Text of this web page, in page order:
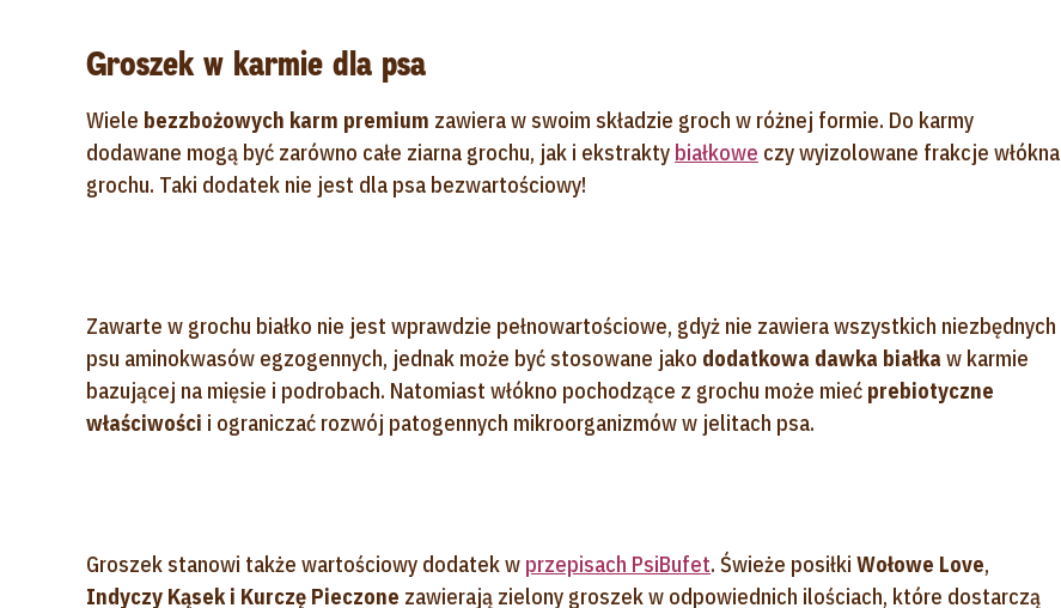
Groszek w karmie dla psa
Wiele bezzbożowych karm premium zawiera w swoim składzie groch w różnej formie. Do karmy
dodawane mogą być zarówno całe ziarna grochu, jak i ekstrakty białkowe czy wyizolowane frakcje włókna
grochu. Taki dodatek nie jest dla psa bezwartościowy!
Zawarte w grochu białko nie jest wprawdzie pełnowartościowe, gdyż nie zawiera wszystkich niezbędnych
psu aminokwasów egzogennych, jednak może być stosowane jako dodatkowa dawka białka w karmie
bazującej na mięsie i podrobach. Natomiast włókno pochodzące z grochu może mieć prebiotyczne
właściwości i ograniczać rozwój patogennych mikroorganizmów w jelitach psa.
Groszek stanowi także wartościowy dodatek w przepisach PsiBufet. Świeże posiłki Wołowe Love,
Indyczy Kąsek i Kurczę Pieczone zawierają zielony groszek w odpowiednich ilościach, które dostarczą